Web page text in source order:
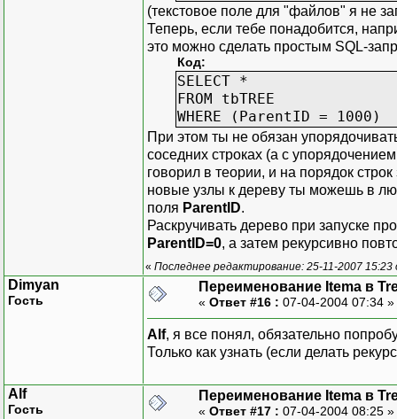
(текстовое поле для "файлов" я не
Теперь, если тебе понадобится,
это можно сделать простым SQL-
Код:
SELECT *
FROM tbTREE
WHERE (ParentID = 1000)
При этом ты не обязан
соседних строках (а с
говорил в теории, и на порядок
новые узлы к дереву ты можешь в
поля ParentID.
Раскручивать дерево при запуске
ParentID=0, а затем рекурсивно
« Последнее редактирование: 25-11-2007 15:23
Dimyan
Гость
Переименование Itema в
« Ответ #16 : 07-04-2004 07:34 »
Alf, я все понял, обязательно
Только как узнать (если делать
Alf
Гость
Переименование Itema в
« Ответ #17 : 07-04-2004 08:25 »